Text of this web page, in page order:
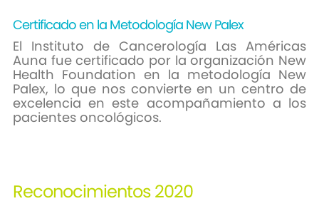
Certificado en la Metodología New Palex
El Instituto de Cancerología Las Américas
Auna fue certificado por la organización New
Health Foundation en la metodología New
Palex, lo que nos convierte en un centro de
excelencia en este acompañamiento a los
pacientes oncológicos.
Reconocimientos 2020